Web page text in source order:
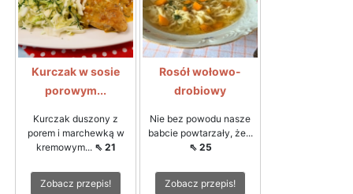
Kurczak w sosie
porowym...
Kurczak duszony z
porem i marchewką w
kremowym... ⇖ 21
Zobacz przepis!
Rosół wołowo-
drobiowy
Nie bez powodu nasze
babcie powtarzały, że...
⇖ 25
Zobacz przepis!